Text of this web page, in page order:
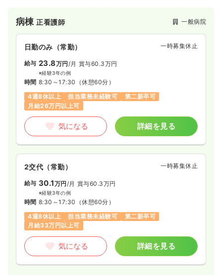
す。
病棟正看護師 一般病院
日勤のみ（常勤） 一時募集休止
給与 23.8万円/月 賞与60.3万円
※経験3年の例
時間 8:30～17:30 （休憩60分）
4週8休以上
担当業務未経験可
第二新卒可
月給26万円以上可
気になる 詳細を見る
2交代（常勤） 一時募集休止
給与 30.1万円 /月 賞与60.3万円
※経験3年の例
時間 8:30～17:30 （休憩60分）
4週8休以上
担当業務未経験可
第二新卒可
月給33万円以上可
気になる 詳細を見る